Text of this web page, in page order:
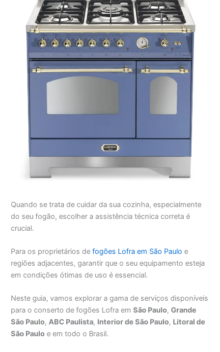
Quando se trata de cuidar da sua cozinha, especialmente
do seu fogão, escolher a assistência técnica correta é
crucial.
Para os proprietários defogões Lofra em São Paulo e
regiões adjacentes, garantir que o seu equipamento esteja
em condições ótimas de uso é essencial.
Neste guia, vamos explorar a gama de serviços disponíveis
para o conserto de fogões Lofra emSão Paulo,Grande
São Paulo,ABC Paulista, Interior de São Paulo, Litoral de
São Paulo e em todo o Brasil.